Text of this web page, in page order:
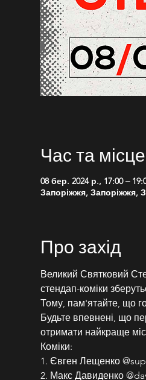
Час та місце
08 бер. 2024 р., 17:00 –
Запоріжжя, Запоріжжя,
Про захід
Великий Святковий
стендап-коміки
Тому, пам'ятайте, що
Будьте впевнені, що
отримати найкраще
Коміки:
1. Євген Лещенко
2. Макс Давиденко